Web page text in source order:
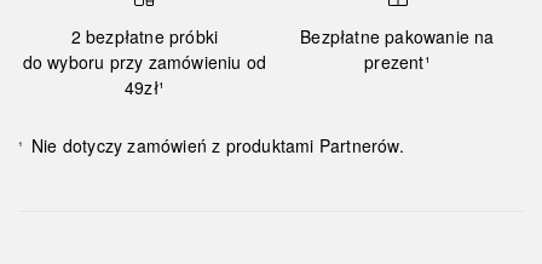
2 bezpłatne próbki
do wyboru przy zamówieniu od
49zł¹
Bezpłatne pakowanie na
prezent¹
¹ Nie dotyczy zamówień z produktami Partnerów.